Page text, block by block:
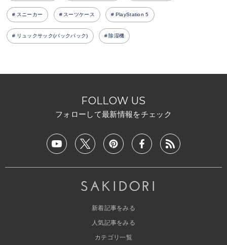
スニーカー スーツケース PlayStation 5
リュックサック(バックパック) 除湿機
FOLLOW US
フォローして最新情報をチェック
新着記事をみる
人気記事をみる
カテゴリ一覧